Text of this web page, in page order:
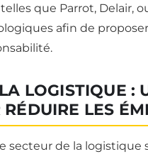
que Parrot, Delair,
afin de
LOGISTIQUE :
LES
secteur de la logistique